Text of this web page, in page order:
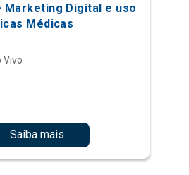
Marketing Digital e uso
Médicas
Vivo
Saiba mais